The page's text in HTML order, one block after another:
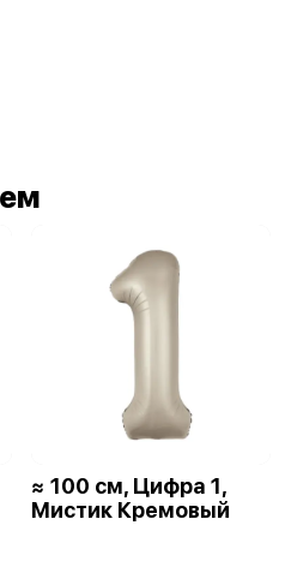
≈ 100 см, Цифра 1,
Мистик Кремовый